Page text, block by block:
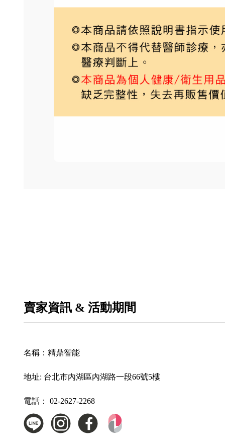
賣家資訊 & 活動期間
名稱： 精鼎智能
地址: 台北市內湖區內湖路一段66號5樓
電話： 02-2627-2268